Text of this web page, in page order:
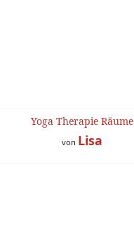
Yoga Therapie Räume
von Lisa